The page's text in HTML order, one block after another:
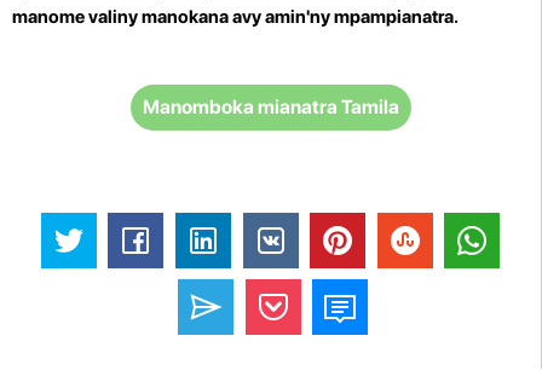
manome valiny manokana avy amin'ny mpampianatra.
Manomboka mianatra Tamila